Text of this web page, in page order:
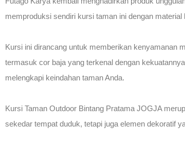
memproduksi sendiri kursi taman ini dengan
Kursi ini dirancang untuk memberikan kenyamanan
termasuk cor baja yang terkenal dengan
melengkapi keindahan taman Anda.
Kursi Taman Outdoor Bintang Pratama JOGJA
sekedar tempat duduk, tetapi juga elemen dekoratif